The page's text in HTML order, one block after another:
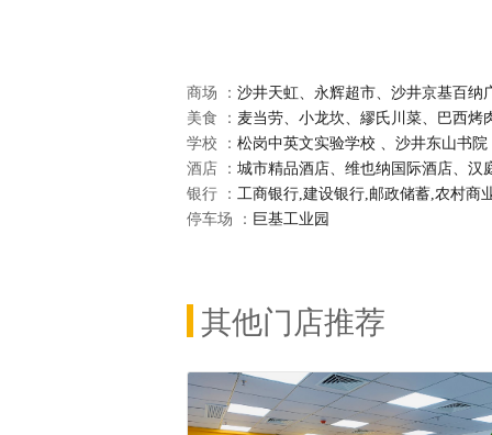
商场 ： 沙井天虹、永辉超市、沙井京基百纳
美食 ： 麦当劳、小龙坎、繆氏川菜、巴西烤
学校 ： 松岗中英文实验学校 、沙井东山书院
酒店 ： 城市精品酒店、维也纳国际酒店、汉
银行 ： 工商银行,建设银行,邮政储蓄,农村商
停车场 ： 巨基工业园
其他门店推荐